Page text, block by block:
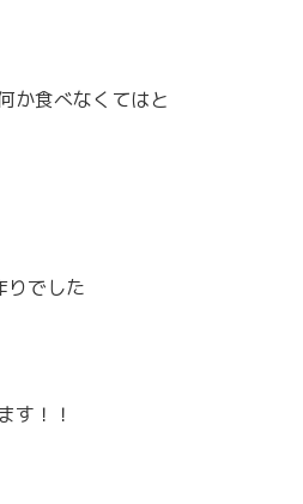
か食べなくてはと
りでした
す！！